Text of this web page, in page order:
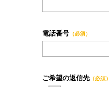
電話番号 （必須）
ご希望の返信先（必須）